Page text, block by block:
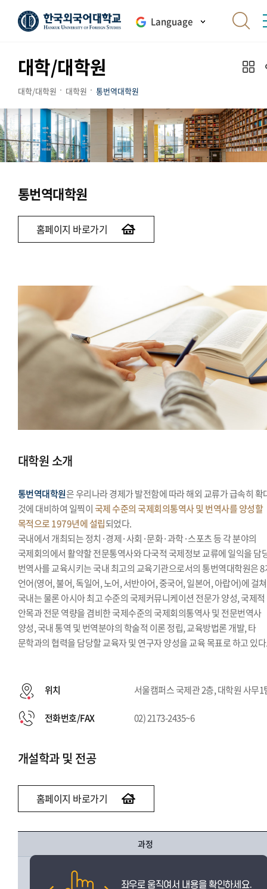
Language
대학/대학원
대학/대학원 대학원 통번역대학원
통번역대학원
홈페이지 바로가기
대학원 소개
통번역대학원은 우리나라 경제가 발전함에 따라 해외 교류가 급속히 확
것에 대비하여 일찍이국제 수준의 국제회의통역사 및 번역사를 양성할
목적으로 1979년에 설립되었다.
국내에서 개최되는 정치·경제·사회·문화·과학·스포츠 등 각 분야의
국제회의에서 활약할 전문통역사와 다국적 국제정보 교류에 일익을 담
번역사를 교육시키는 국내 최고의 교육기관으로서의 통번역대학원은 8
언어(영어, 불어, 독일어, 노어, 서반아어, 중국어, 일본어, 아랍어)에 걸쳐
국내는 물론 아시아 최고 수준의 국제커뮤니케이션 전문가 양성, 국제적
안목과 전문 역량을 겸비한 국제수준의 국제회의통역사 및 전문번역사
양성, 국내 통역 및 번역분야의 학술적 이론 정립, 교육방법론 개발, 타
문학과의 협력을 담당할 교육자 및 연구자 양성을 교육 목표로 하고 있
위치 서울캠퍼스 국제관 2층, 대학원 사무1
전화번호/FAX 02) 2173-2435~6
개설학과 및 전공
홈페이지 바로가기
과정